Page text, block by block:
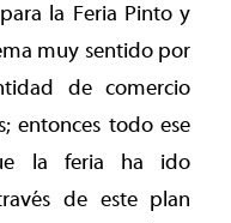
la Feria Pinto y
muy sentido por
de comercio
entonces todo ese
la feria ha ido
de este plan